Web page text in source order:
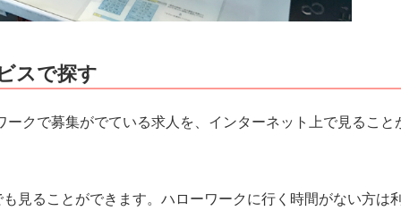
スで探す
クで募集がでている求人を、インターネット上で見ること
も見ることができます。ハローワークに行く時間がない方は